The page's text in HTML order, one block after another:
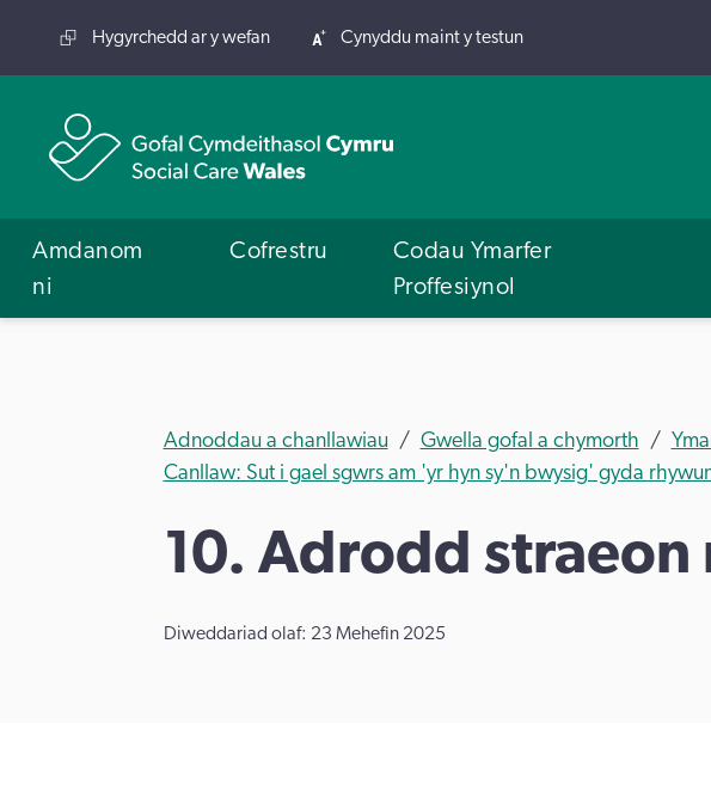
Hygyrchedd ar y wefan Cynyddu maint y testun
Amdanom
ni
Cofrestru
Codau Ymarfer
Proffesiynol
Adnoddau a chanllawiau Gwella gofal a chymorth
Canllaw: Sut i gael sgwrs am 'yr hyn sy'n bwysig' gyda
10. Adrodd
Diweddariad olaf: 23 Mehefin 2025